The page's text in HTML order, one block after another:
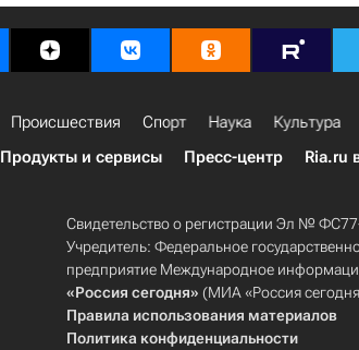
Происшествия Спорт Наука Культура
Продукты и сервисы Пресс-центр Ria.ru
Свидетельство о регистрации Эл №
Учредитель: Федеральное
предприятие Международное
«Россия сегодня» (МИА «Россия
Правила использования материалов
Политика конфиденциальности